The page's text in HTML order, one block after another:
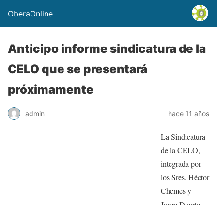
OberaOnline
Anticipo informe sindicatura de la
CELO que se presentará
próximamente
admin hace 11 años
La Sindicatura
de la CELO,
integrada por
los Sres. Héctor
Chemes y